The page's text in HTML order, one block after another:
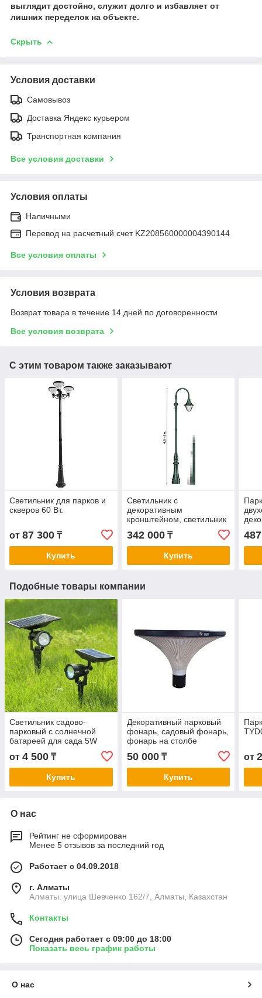
выглядит достойно, служит долго и избавляет от
лишних переделок на объекте.
Скрыть
Условия доставки
Самовывоз
Доставка Яндекс курьером
Транспортная компания
Все условия доставки
Условия оплаты
Наличными
Перевод на расчетный счет KZ208560000004390144
Все условия оплаты
Условия возврата
Возврат товара в течение 14 дней по договоренности
Все условия возврата
С этим товаром также заказывают
Светильник для парков и
скверов 60 Вт.
от 87 300 ₸
Купить
Светильник с
декоративным
кронштейном, светильник
с завитком,
342 000₸
Купить
Подобные товары компании
Светильник садово-
парковый с солнечной
батареей для сада 5W
от 4 500 ₸
Купить
Декоративный парковый
фонарь, садовый фонарь,
фонарь на столбе
50 000₸
Купить
от
О нас
Рейтинг не сформирован
Менее 5 отзывов за последний год
Работает с 04.09.2018
г. Алматы
Алматы. улица Шевченко 162/7, Алматы, Казахстан
Контакты
Сегодня работает с 09:00 до 18:00
Показать весь график работы
О нас